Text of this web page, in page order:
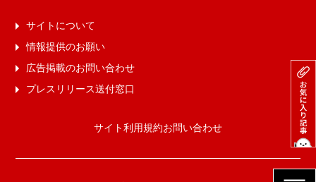
サイトについて
情報提供のお願い
広告掲載のお問い合わせ
プレスリリース送付窓口
サイト利用規約お問い合わせ